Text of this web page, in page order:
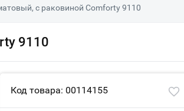
c раковиной Comforty 9110
9110
Код товара: 00114155